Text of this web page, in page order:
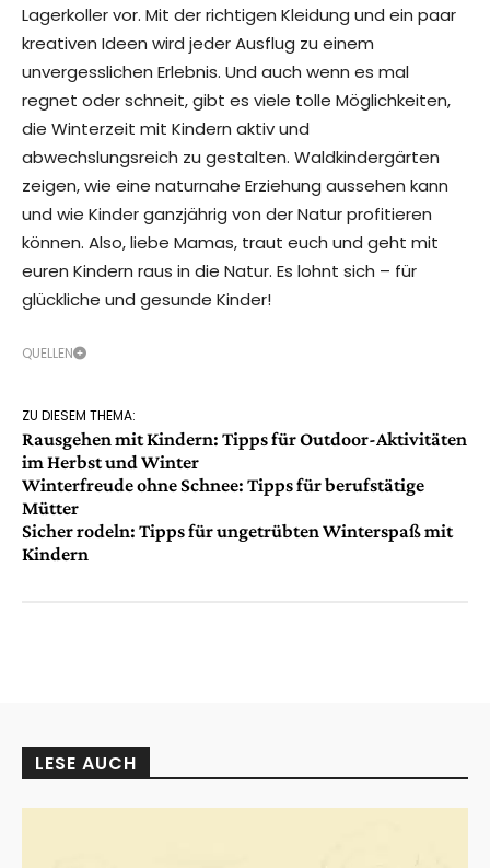
Lagerkoller vor. Mit der richtigen Kleidung und ein paar
kreativen Ideen wird jeder Ausflug zu einem
unvergesslichen Erlebnis. Und auch wenn es mal
regnet oder schneit, gibt es viele tolle Möglichkeiten,
die Winterzeit mit Kindern aktiv und
abwechslungsreich zu gestalten. Waldkindergärten
zeigen, wie eine naturnahe Erziehung aussehen kann
und wie Kinder ganzjährig von der Natur profitieren
können. Also, liebe Mamas, traut euch und geht mit
euren Kindern raus in die Natur. Es lohnt sich – für
glückliche und gesunde Kinder!
QUELLEN
ZU DIESEM THEMA:
Rausgehen mit Kindern: Tipps für Outdoor-Aktivitäten
im Herbst und Winter
Winterfreude ohne Schnee: Tipps für berufstätige
Mütter
Sicher rodeln: Tipps für ungetrübten Winterspaß mit
Kindern
LESE AUCH